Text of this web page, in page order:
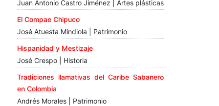
Juan Antonio Castro Jiménez | Artes plásticas
El Compae Chipuco
José Atuesta Mindiola | Patrimonio
Hispanidad y Mestizaje
José Crespo | Historia
Tradiciones llamativas del Caribe Sabanero
en Colombia
Andrés Morales | Patrimonio